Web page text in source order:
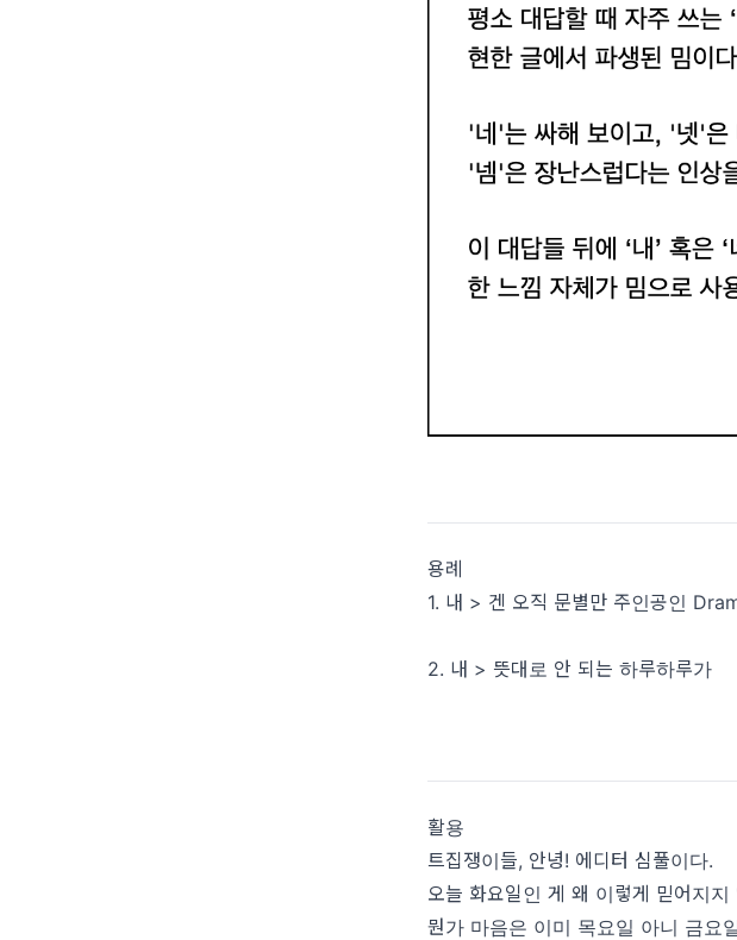
용례
1. 내 > 겐 오직 문별만 주인공인
2. 내 > 뜻대로 안 되는 하루하루가
활용
트집쟁이들, 안녕! 에디터 심풀이다.
오늘 화요일인 게 왜 이렇게 믿어지지
뭔가 마음은 이미 목요일 아니 금요